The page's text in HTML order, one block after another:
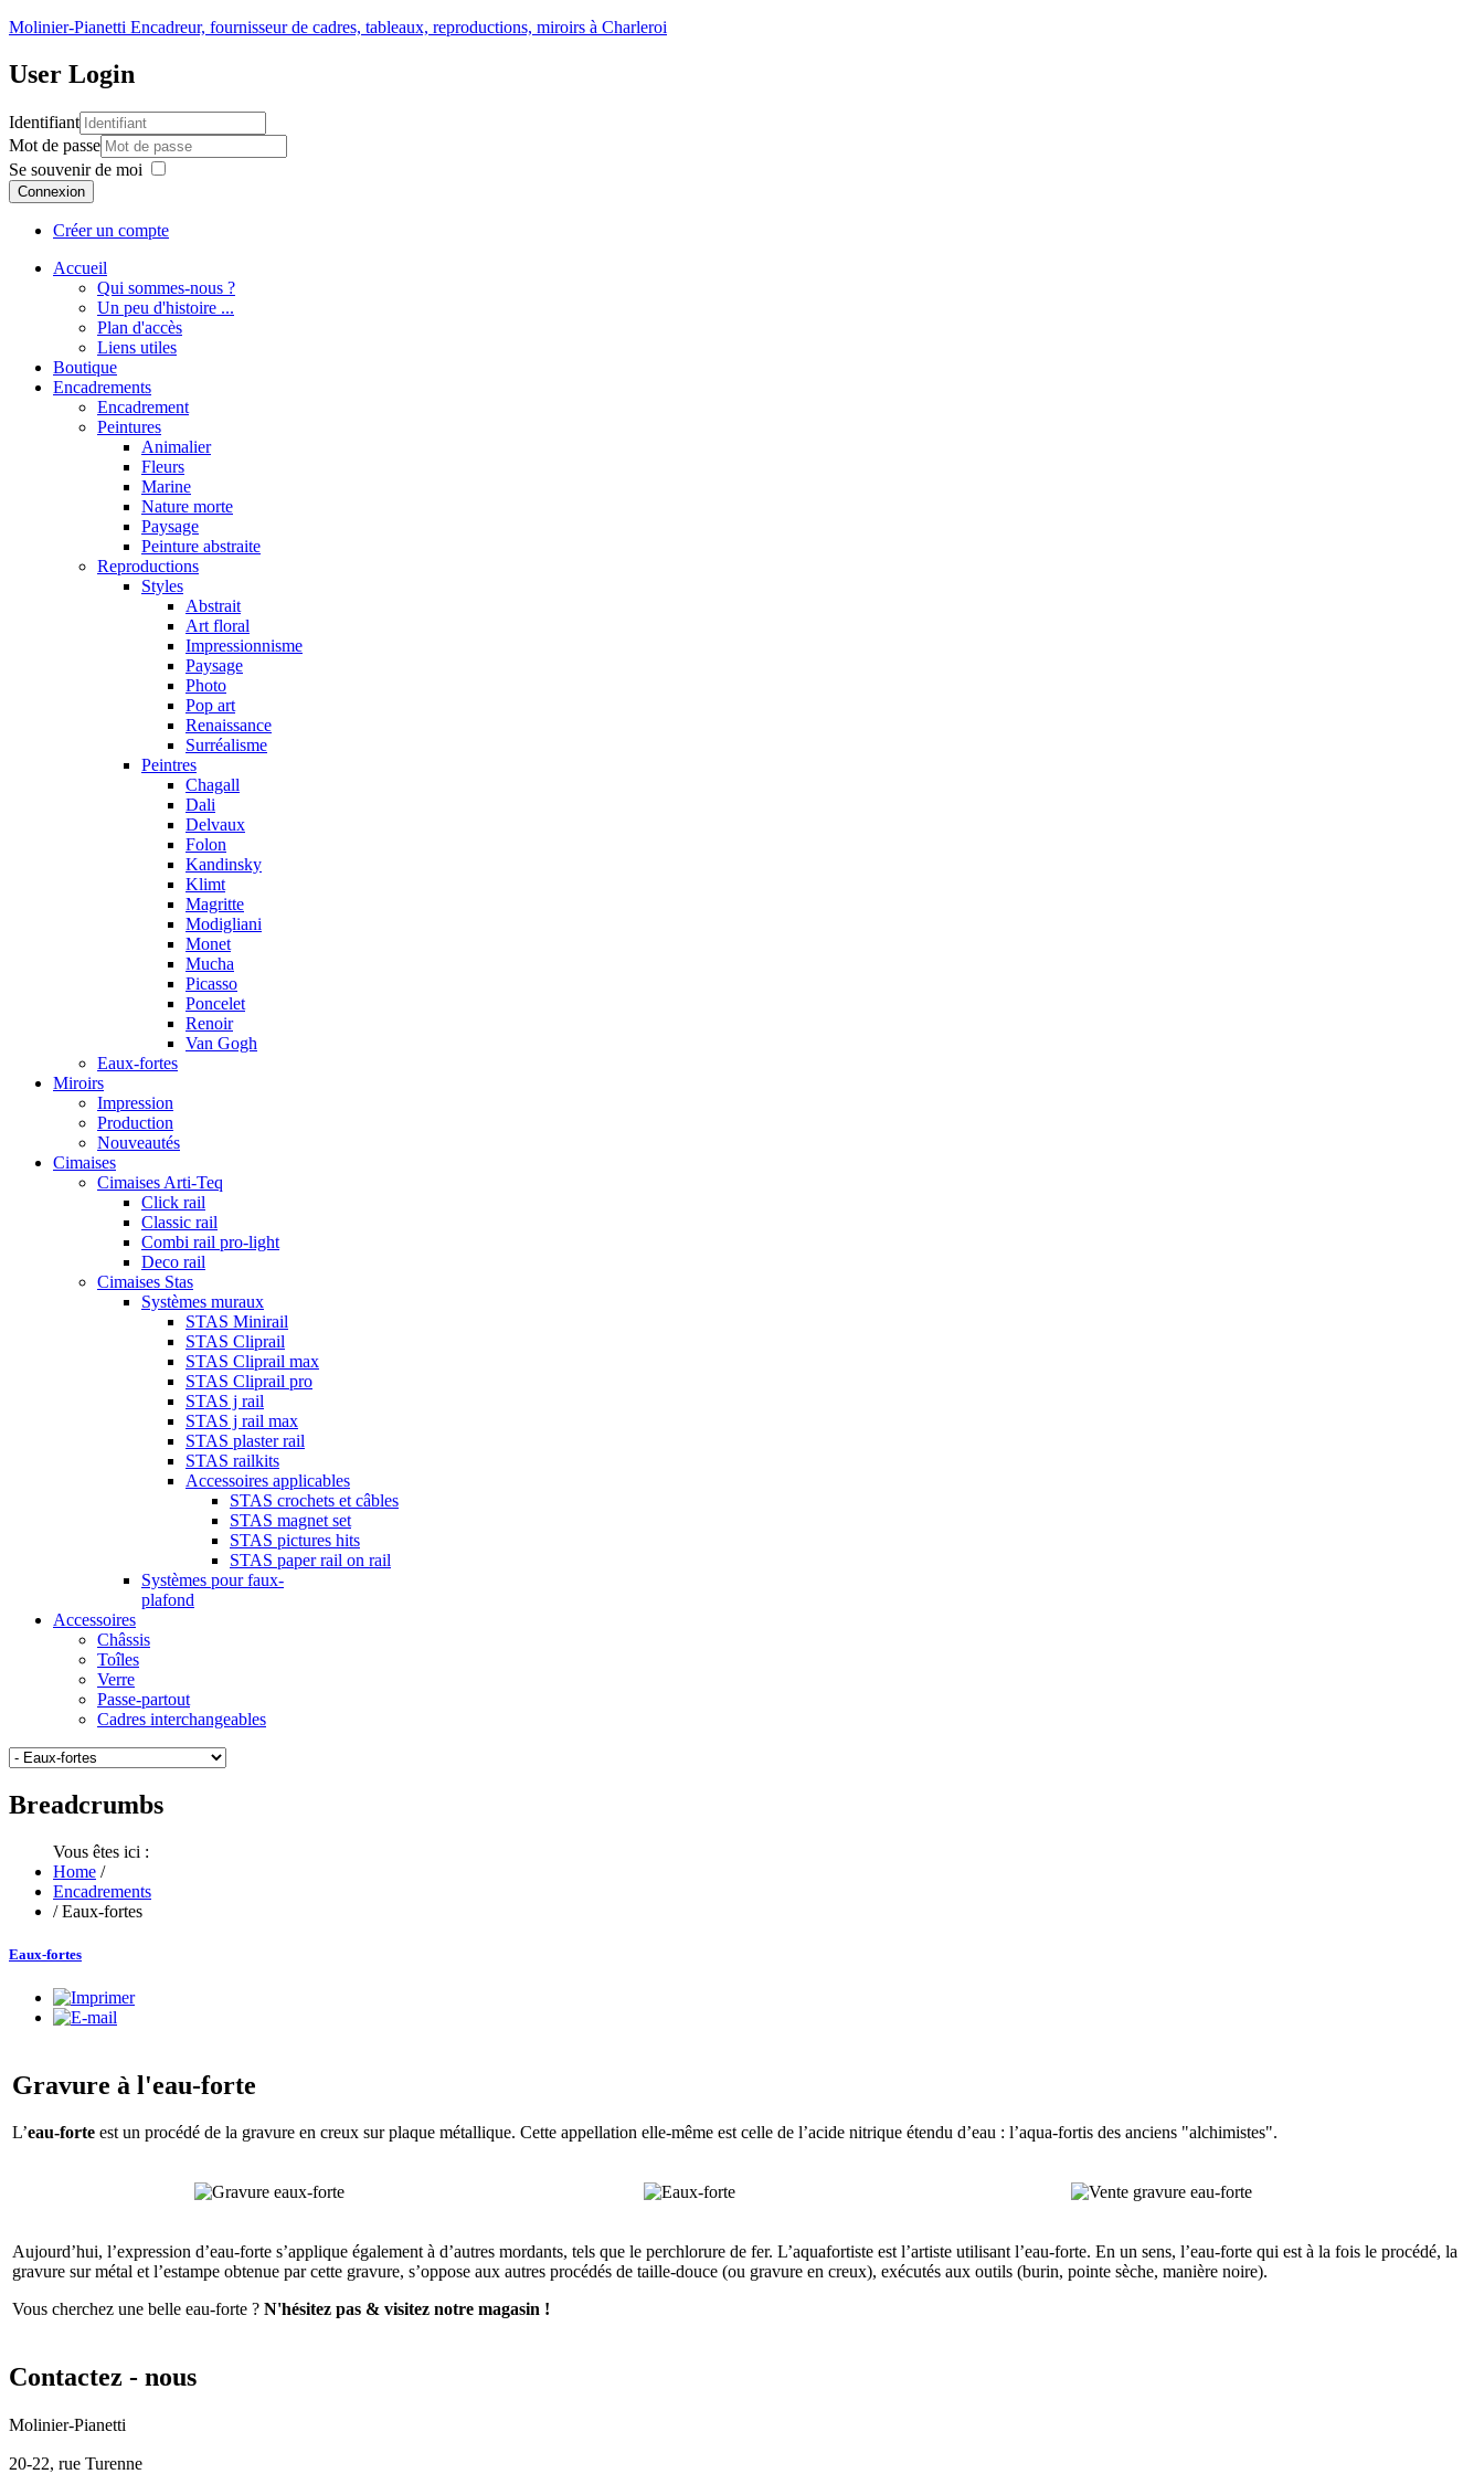
Molinier-Pianetti Encadreur, fournisseur de cadres, tableaux, reproductions, miroirs à Charleroi
User Login
Identifiant
Mot de passe
Se souvenir de moi
Connexion
Créer un compte
Accueil
Qui sommes-nous ?
Un peu d'histoire ...
Plan d'accès
Liens utiles
Boutique
Encadrements
Encadrement
Peintures
Animalier
Fleurs
Marine
Nature morte
Paysage
Peinture abstraite
Reproductions
Styles
Abstrait
Art floral
Impressionnisme
Paysage
Photo
Pop art
Renaissance
Surréalisme
Peintres
Chagall
Dali
Delvaux
Folon
Kandinsky
Klimt
Magritte
Modigliani
Monet
Mucha
Picasso
Poncelet
Renoir
Van Gogh
Eaux-fortes
Miroirs
Impression
Production
Nouveautés
Cimaises
Cimaises Arti-Teq
Click rail
Classic rail
Combi rail pro-light
Deco rail
Cimaises Stas
Systèmes muraux
STAS Minirail
STAS Cliprail
STAS Cliprail max
STAS Cliprail pro
STAS j rail
STAS j rail max
STAS plaster rail
STAS railkits
Accessoires applicables
STAS crochets et câbles
STAS magnet set
STAS pictures hits
STAS paper rail on rail
Systèmes pour faux-
plafond
Accessoires
Châssis
Toîles
Verre
Passe-partout
Cadres interchangeables
Breadcrumbs
Vous êtes ici :
Home /
Encadrements
/ Eaux-fortes
Eaux-fortes
Gravure à l'eau-forte
L’eau-forte est un procédé de la gravure en creux sur plaque métallique. Cette appellation elle-même est celle de l’acide nitrique étendu d’eau : l’aqua-fortis des anciens "alchimistes".
Aujourd’hui, l’expression d’eau-forte s’applique également à d’autres mordants, tels que le perchlorure de fer. L’aquafortiste est l’artiste utilisant l’eau-forte. En un sens, l’eau-forte qui est à la fois le procédé, la
gravure sur métal et l’estampe obtenue par cette gravure, s’oppose aux autres procédés de taille-douce (ou gravure en creux), exécutés aux outils (burin, pointe sèche, manière noire).
Vous cherchez une belle eau-forte ? N'hésitez pas & visitez notre magasin !
Contactez - nous
Molinier-Pianetti
20-22, rue Turenne